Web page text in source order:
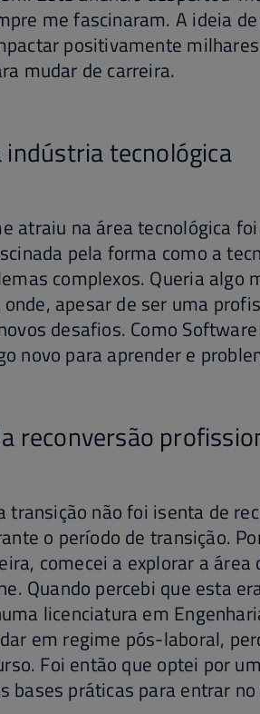
me fascinaram. A ideia
positivamente
mudar de carreira.
indústria tecnológica
atraiu na área tecnológica
pela forma como a
complexos. Queria algo
apesar de ser uma
desafios. Como
novo para aprender e
reconversão
transição não foi isenta de
o período de transição.
comecei a explorar a área
Quando percebi que esta
licenciatura em
em regime pós-laboral,
Foi então que optei por
bases práticas para entrar